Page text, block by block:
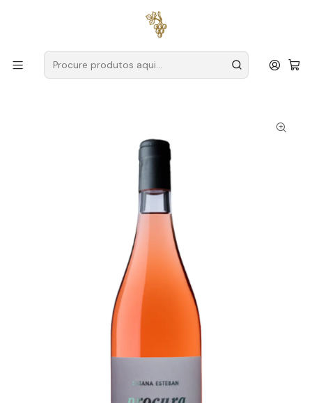
para encomendas a partir de
Produtores
Alentejo
Susana Esteban – A Arte da Inovação no Alentejo
Susana Esteban Procura 2020 Alentejo Rosé 75cl